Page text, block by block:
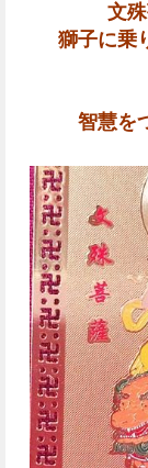
文
獅子に乗
智慧を